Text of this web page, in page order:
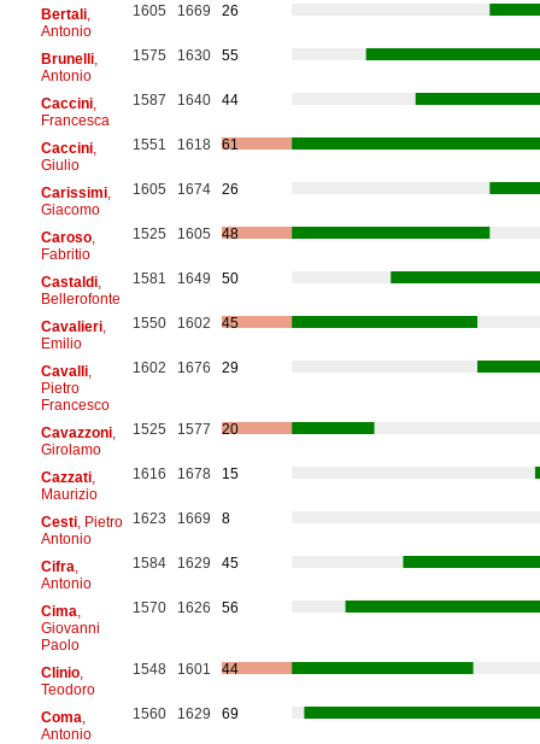
Bertali,
Antonio
1605 1669 26
Brunelli,
Antonio
1575 1630 55
Caccini,
Francesca
1587 1640 44
Caccini,
Giulio
1551 1618 61
Carissimi,
Giacomo
1605 1674 26
Caroso,
Fabritio
1525 1605 48
Castaldi,
Bellerofonte
1581 1649 50
Cavalieri,
Emilio
1550 1602 45
Cavalli,
Pietro
Francesco
1602 1676 29
Cavazzoni,
Girolamo
1525 1577 20
Cazzati,
Maurizio
1616 1678 15
Cesti, Pietro
Antonio
1623 1669 8
Cifra
Antonio
1584 1629 45
Cima
Giovanni
Paolo
1570 1626 56
Clinio,
Teodoro
1548 1601 44
Coma
Antonio
1560 1629 69